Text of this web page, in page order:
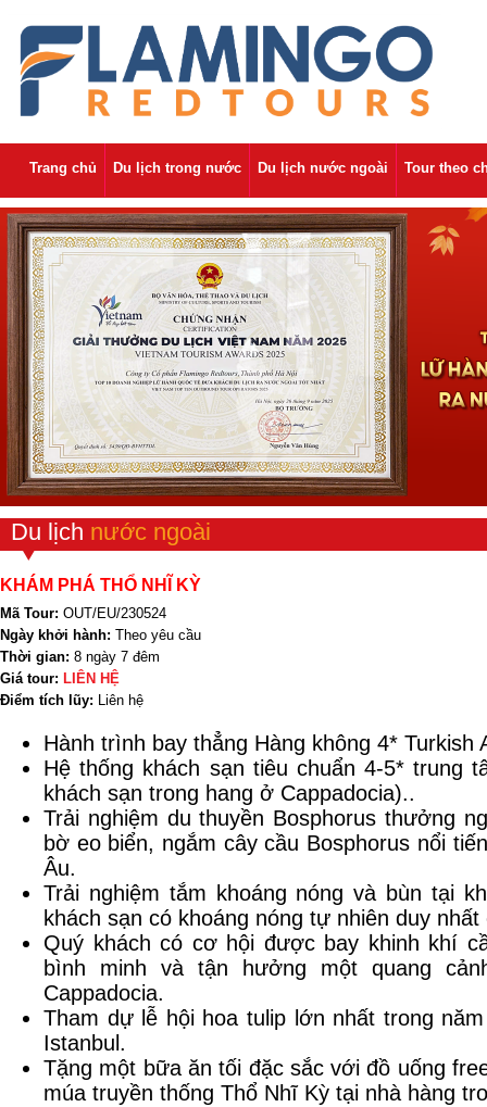
Trang chủ Du lịch trong nước Du lịch nước ngoài Tour theo
Du lịch nước ngoài
KHÁM PHÁ THỔ NHĨ KỲ
Mã Tour: OUT/EU/230524
Ngày khởi hành: Theo yêu cầu
Thời gian: 8 ngày 7 đêm
Giá tour: LIÊN HỆ
Điểm tích lũy: Liên hệ
Hành trình bay thẳng Hàng không 4* Turkish
Hệ thống khách sạn tiêu chuẩn 4-5* trung
khách sạn trong hang ở Cappadocia)..
Trải nghiệm du thuyền Bosphorus thưởng
bờ eo biển, ngắm cây cầu Bosphorus nổi
Âu.
Trải nghiệm tắm khoáng nóng và bùn tại
khách sạn có khoáng nóng tự nhiên duy
Quý khách có cơ hội được bay khinh khí
bình minh và tận hưởng một quang
Cappadocia.
Tham dự lễ hội hoa tulip lớn nhất trong
Istanbul.
Tặng một bữa ăn tối đặc sắc với đồ uống
múa truyền thống Thổ Nhĩ Kỳ tại nhà hàng